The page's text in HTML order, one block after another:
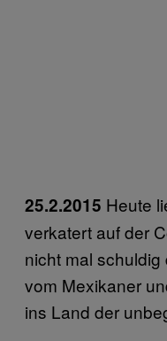
25.2.2015 Heute
verkatert auf der
nicht mal
vom Mexikaner
ins Land der